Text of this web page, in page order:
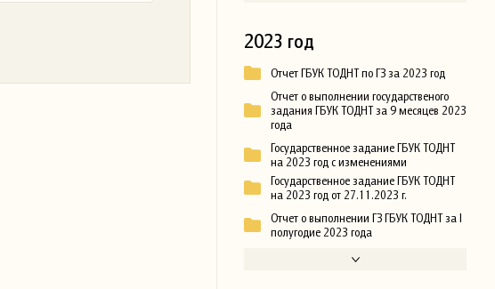
2023 год
Отчет ГБУК ТОДНТ по ГЗ за 2023 год
Отчет о выполнении государственого
задания ГБУК ТОДНТ за 9 месяцев 2023
года
Государственное задание ГБУК ТОДНТ
на 2023 год с изменениями
Государственное задание ГБУК ТОДНТ
на 2023 год от 27.11.2023 г.
Отчет о выполнении ГЗ ГБУК ТОДНТ за I
полугодие 2023 года